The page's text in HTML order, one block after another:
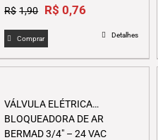
R$ 1,90
Original
was:
R$1,90.
R$ 0,76Current
R$0,76.
Comprar Detalhes
VÁLVULA ELÉTRICA
BLOQUEADORA DE AR
BERMAD 3/4″ – 24 VAC